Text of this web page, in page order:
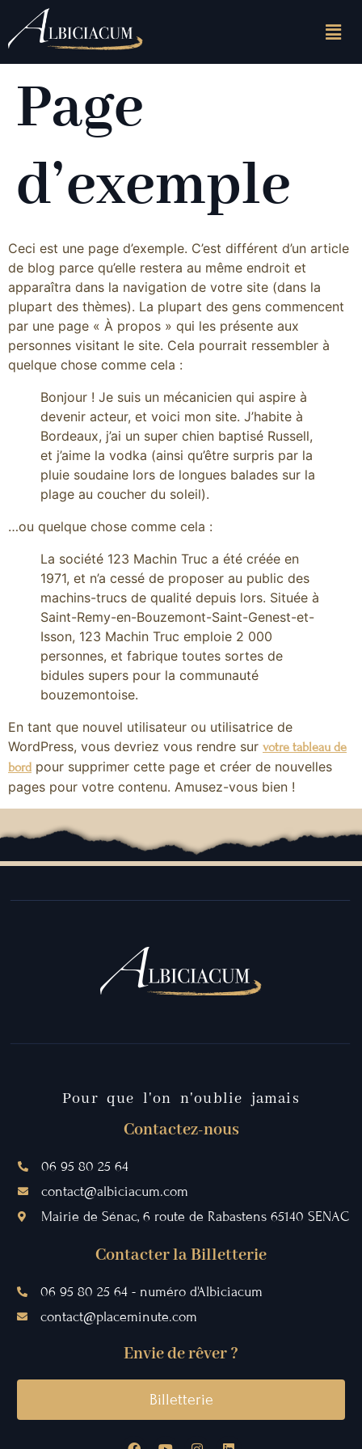
Page
d’exemple
Ceci est une page d’exemple. C’est différent d’un article
de blog parce qu’elle restera au même endroit et
apparaîtra dans la navigation de votre site (dans la
plupart des thèmes). La plupart des gens commencent
par une page « À propos » qui les présente aux
personnes visitant le site. Cela pourrait ressembler à
quelque chose comme cela :
Bonjour ! Je suis un mécanicien qui aspire à
devenir acteur, et voici mon site. J’habite à
Bordeaux, j’ai un super chien baptisé Russell,
et j’aime la vodka (ainsi qu’être surpris par la
pluie soudaine lors de longues balades sur la
plage au coucher du soleil).
…ou quelque chose comme cela :
La société 123 Machin Truc a été créée en
1971, et n’a cessé de proposer au public des
machins-trucs de qualité depuis lors. Située à
Saint-Remy-en-Bouzemont-Saint-Genest-et-
Isson, 123 Machin Truc emploie 2 000
personnes, et fabrique toutes sortes de
bidules supers pour la communauté
bouzemontoise.
En tant que nouvel utilisateur ou utilisatrice de
WordPress, vous devriez vous rendre sur votre tableau de
bord pour supprimer cette page et créer de nouvelles
pages pour votre contenu. Amusez-vous bien !
Pour que l'on n'oublie jamais
Contactez-nous
06 95 80 25 64
contact@albiciacum.com
Mairie de Sénac, 6 route de Rabastens 65140 SENAC
Contacter la Billetterie
06 95 80 25 64 - numéro d'Albiciacum
contact@placeminute.com
Envie de rêver ?
Billetterie